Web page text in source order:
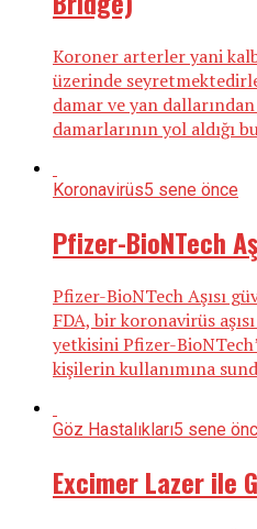
Koroner arterler yani
üzerinde
damar ve yan
damarlarının yol aldığı
Koronavirüs5 sene önce
Pfizer-BioNTech
Pfizer-BioNTech Aşısı
FDA, bir koronavirüs
yetkisini Pfizer-
kişilerin kullanımına
Göz Hastalıkları5 sene
Excimer Lazer ile